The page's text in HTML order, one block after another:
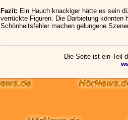
Fazit: Ein Hauch knackiger hätte es sein
verrückte Figuren. Die Darbietung
Schönheitsfehler machen gelungene
Die Seite ist ein Teil